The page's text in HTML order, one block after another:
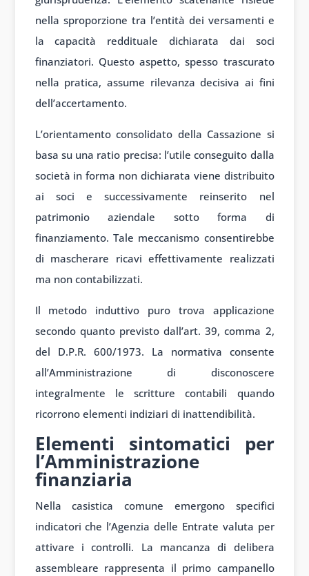
nella sproporzione tra l’entità dei versamenti e
la capacità reddituale dichiarata dai soci
finanziatori. Questo aspetto, spesso trascurato
nella pratica, assume rilevanza decisiva ai fini
dell’accertamento.
L’orientamento consolidato della Cassazione si
basa su una ratio precisa: l’utile conseguito dalla
società in forma non dichiarata viene distribuito
ai soci e successivamente reinserito nel
patrimonio aziendale sotto forma di
finanziamento. Tale meccanismo consentirebbe
di mascherare ricavi effettivamente realizzati
ma non contabilizzati.
Il metodo induttivo puro trova applicazione
secondo quanto previsto dall’art. 39, comma 2,
del D.P.R. 600/1973. La normativa consente
all’Amministrazione di disconoscere
integralmente le scritture contabili quando
ricorrono elementi indiziari di inattendibilità.
Elementi sintomatici per
l’Amministrazione
finanziaria
Nella casistica comune emergono specifici
indicatori che l’Agenzia delle Entrate valuta per
attivare i controlli. La mancanza di delibera
assembleare rappresenta il primo campanello